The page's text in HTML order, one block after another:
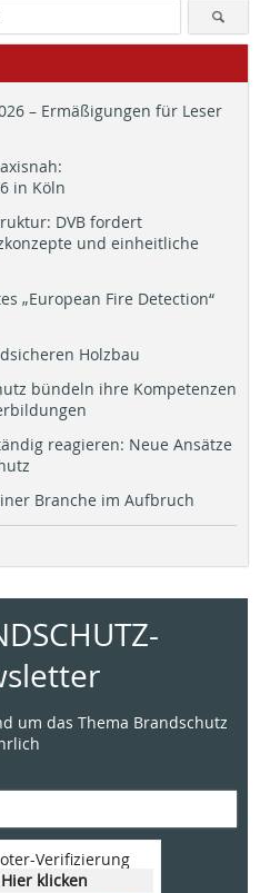
– Ermäßigungen für Leser
in Köln
DVB fordert
und einheitliche
„European Fire Detection“
Holzbau
bündeln ihre Kompetenzen
reagieren: Neue Ansätze
Branche im Aufbruch
um das Thema Brandschutz
Verifizierung
Hier klicken